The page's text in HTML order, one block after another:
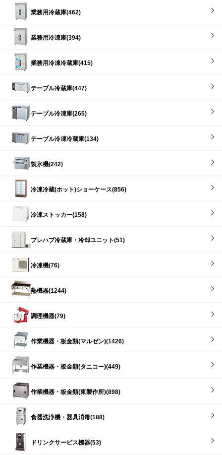
業務用冷蔵庫(462)
業務用冷凍庫(394)
業務用冷凍冷蔵庫(415)
テーブル冷蔵庫(447)
テーブル冷凍庫(265)
テーブル冷凍冷蔵庫(134)
製氷機(242)
冷凍冷蔵(ホット)ショーケース(856)
冷凍ストッカー(158)
プレハブ冷蔵庫・冷却ユニット(51)
冷凍機(76)
熱機器(1244)
調理機器(79)
作業機器・板金類(マルゼン)(1426)
作業機器・板金類(タニコー)(449)
作業機器・板金類(東製作所)(898)
食器洗浄機・器具消毒(188)
ドリンクサービス機器(53)